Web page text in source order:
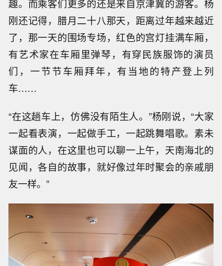
趣。而乘客们更多的还是来自京津冀的游客。杨
刚还记得，腊月二十八那天，距离过年越来越近
了，那一天的围场专场，红色的宫灯挂满车厢，
有艺术家在车厢里弹琴，有穿民族服饰的演员
们，一节节车厢拜年，有当地的特产登上列
车……
“在这趟车上，仿佛没有陌生人。”杨刚说，“大家
一起看表演，一起做手工，一起跳舞唱歌。素未
谋面的人，在这里也可以聊一上午，天南海北的
见闻，各自的故事，就好像过年时聚会的亲戚朋
友一样。”